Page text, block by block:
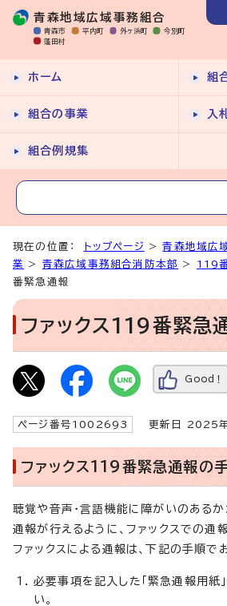
青森地域広域事務組合
青森市 平内町 外ヶ浜町
今別町
蓬田村
ホーム 組
組合の事業 入
組合例規集
現在の位置： トップページ >青森地域広
業
> 青森広域事務組合消防本部 > 119
番緊急通報
ファックス119番緊急
Good！
ページ番号1002693 更新日 2025
ファックス119番緊急通報の
聴覚や音声・言語機能に障がいのある
通報が行えるように、ファックスでの通
ファックスによる通報は、下記の手順で
必要事項を記入した「緊急通報用紙
い。